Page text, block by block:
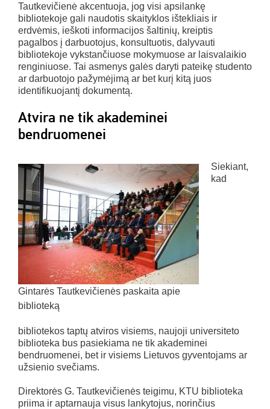
Tautkevičienė akcentuoja, jog visi apsilankę
bibliotekoje gali naudotis skaityklos ištekliais ir
erdvėmis, ieškoti informacijos šaltinių, kreiptis
pagalbos į darbuotojus, konsultuotis, dalyvauti
bibliotekoje vykstančiuose mokymuose ar laisvalaikio
renginiuose. Tai asmenys galės daryti pateikę studento
ar darbuotojo pažymėjimą ar bet kurį kitą juos
identifikuojantį dokumentą.
Atvira ne tik akademinei
bendruomenei
Gintarės Tautkevičienės paskaita apie
biblioteką
Siekiant,
kad
bibliotekos taptų atviros visiems, naujoji universiteto
biblioteka bus pasiekiama ne tik akademinei
bendruomenei, bet ir visiems Lietuvos gyventojams ar
užsienio svečiams.
Direktorės G. Tautkevičienės teigimu, KTU biblioteka
priima ir aptarnauja visus lankytojus, norinčius